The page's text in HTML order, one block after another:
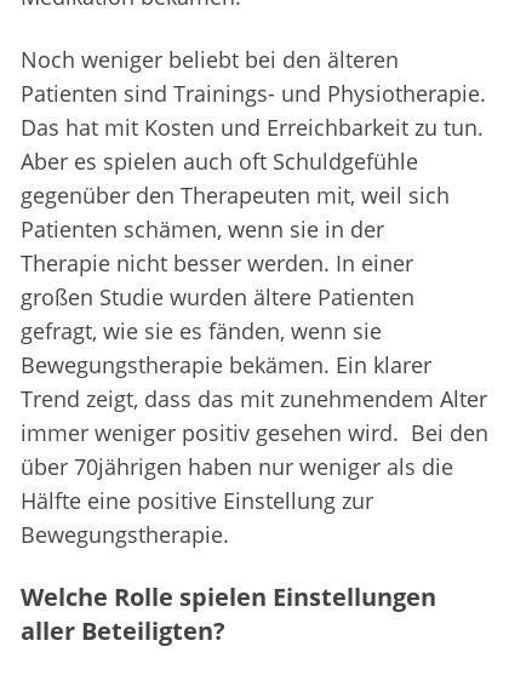
Noch weniger beliebt bei den älteren
Patienten sind Trainings- und Physiotherapie.
Das hat mit Kosten und Erreichbarkeit zu tun.
Aber es spielen auch oft Schuldgefühle
gegenüber den Therapeuten mit, weil sich
Patienten schämen, wenn sie in der
Therapie nicht besser werden. In einer
großen Studie wurden ältere Patienten
gefragt, wie sie es fänden, wenn sie
Bewegungstherapie bekämen. Ein klarer
Trend zeigt, dass das mit zunehmendem Alter
immer weniger positiv gesehen wird. Bei den
über 70jährigen haben nur weniger als die
Hälfte eine positive Einstellung zur
Bewegungstherapie.
Welche Rolle spielen Einstellungen
aller Beteiligten?